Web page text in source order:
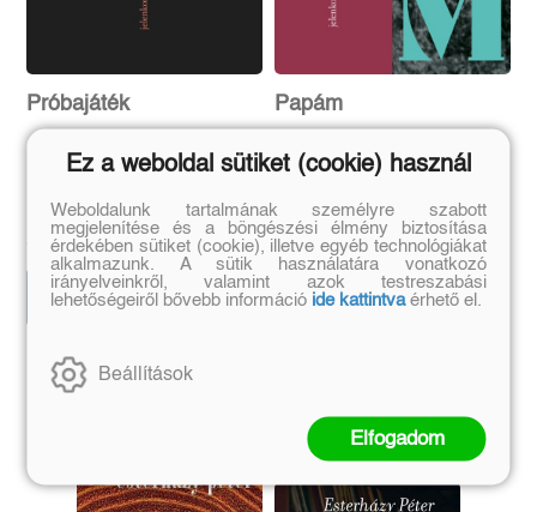
Próbajáték
Eredeti ár:
5 499 Ft
Kötött ár:
4 949 Ft
Előrendelem
Papám
Eredeti ár:
5 999 Ft
Kötött ár:
5 399 Ft
Előrendelem
Szerző további művei
Ez a weboldal sütiket (cookie) használ
Weboldalunk tartalmának személyre szabott
megjelenítése és a böngészési élmény biztosítása
érdekében sütiket (cookie), illetve egyéb technológiákat
alkalmazunk. A sütik használatára vonatkozó
irányelveinkről, valamint azok testreszabási
lehetőségeiről bővebb információ ide kattintvaérhető el.
Beállítások
Elfogadom